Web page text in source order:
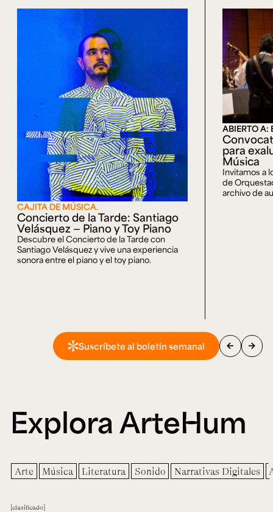
CAJITA DE MÚSICA.
Concierto de la Tarde: Santiago
Velásquez — Piano y Toy Piano
Descubre el Concierto de la Tarde con
Santiago Velásquez y vive una experiencia
sonora entre el piano y el toy piano.
ABIERTO A:
para
Música
Invitamos a
de
archivo de
Suscríbete al boletín semanal arrow_back arrow_forward
Explora ArteHum
Arte Música Literatura Sonido Narrativas Digitales
clasificado